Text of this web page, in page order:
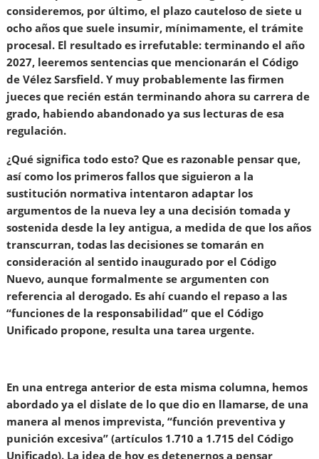
consideremos, por último, el plazo cauteloso de siete u
ocho años que suele insumir, mínimamente, el trámite
procesal. El resultado es irrefutable: terminando el año
2027, leeremos sentencias que mencionarán el Código
de Vélez Sarsfield. Y muy probablemente las firmen
jueces que recién están terminando ahora su carrera de
grado, habiendo abandonado ya sus lecturas de esa
regulación.
¿Qué significa todo esto? Que es razonable pensar que,
así como los primeros fallos que siguieron a la
sustitución normativa intentaron adaptar los
argumentos de la nueva ley a una decisión tomada y
sostenida desde la ley antigua, a medida de que los años
transcurran, todas las decisiones se tomarán en
consideración al sentido inaugurado por el Código
Nuevo, aunque formalmente se argumenten con
referencia al derogado. Es ahí cuando el repaso a las
“funciones de la responsabilidad” que el Código
Unificado propone, resulta una tarea urgente.
En una entrega anterior de esta misma columna, hemos
abordado ya el dislate de lo que dio en llamarse, de una
manera al menos imprevista, “función preventiva y
punición excesiva” (artículos 1.710 a 1.715 del Código
Unificado). La idea de hoy es detenernos a pensar